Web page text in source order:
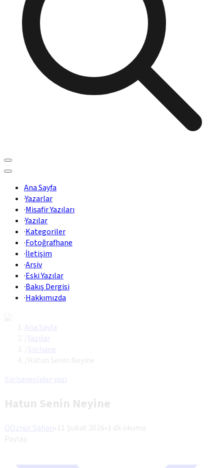
Ana Sayfa
·Yazarlar
·Misafir Yazıları
·Yazılar
·Kategoriler
·Fotoğrafhane
·İletişim
·Arşiv
·Eski Yazılar
·Bakış Dergisi
·Hakkımızda
Ana Sayfa
Yazılar
Şiirhane
Hatun Senin Neyine
Şiirhaneslider yazı
Hatun Senin Neyine
ÖÖznur Şahan•11 Şubat 2026•1 dk okuma
Paylaş: